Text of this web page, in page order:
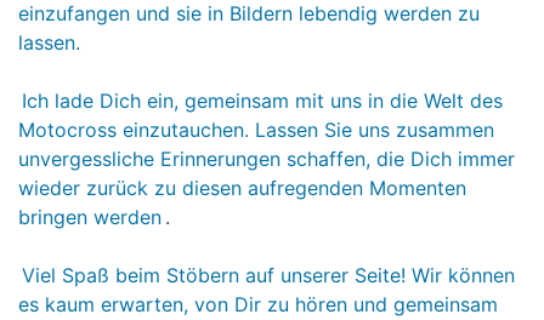
einzufangen und sie in Bildern lebendig werden zu
lassen.
Ich lade Dich ein, gemeinsam mit uns in die Welt des
Motocross einzutauchen. Lassen Sie uns zusammen
unvergessliche Erinnerungen schaffen, die Dich immer
wieder zurück zu diesen aufregenden Momenten
bringen werden .
Viel Spaß beim Stöbern auf unserer Seite! Wir können
es kaum erwarten, von Dir zu hören und gemeinsam